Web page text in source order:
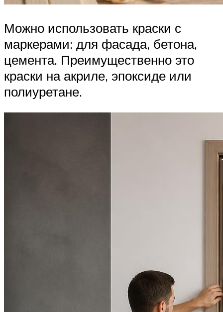
Можно использовать краски с
маркерами: для фасада, бетона,
цемента. Преимущественно это
краски на акриле, эпоксиде или
полиуретане.